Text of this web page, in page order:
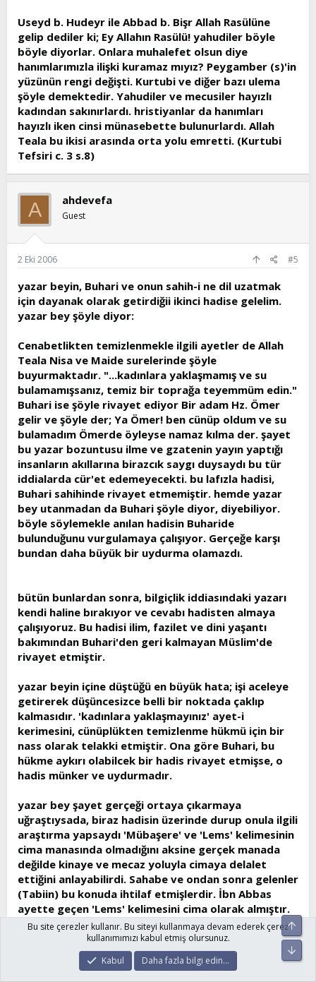
Useyd b. Hudeyr ile Abbad b. Bişr Allah Rasülüne
gelip dediler ki; Ey Allahın Rasülü! yahudiler böyle
böyle diyorlar. Onlara muhalefet olsun diye
hanımlarımızla ilişki kuramaz mıyız? Peygamber (s)'in
yüzünün rengi değişti. Kurtubi ve diğer bazı ulema
şöyle demektedir. Yahudiler ve mecusiler hayızlı
kadından sakınırlardı. hristiyanlar da hanımları
hayızlı iken cinsi münasebette bulunurlardı. Allah
Teala bu ikisi arasında orta yolu emretti. (Kurtubi
Tefsiri c. 3 s.8)
A ahdevefa
Guest
2 Eki 2006 #5
yazar beyin, Buhari ve onun sahih-i ne dil uzatmak
için dayanak olarak getirdiğii ikinci hadise gelelim.
yazar bey şöyle diyor:
Cenabetlikten temizlenmekle ilgili ayetler de Allah
Teala Nisa ve Maide surelerinde şöyle
buyurmaktadır. "...kadınlara yaklaşmamış ve su
bulamamışsanız, temiz bir toprağa teyemmüm edin."
Buhari ise şöyle rivayet ediyor Bir adam Hz. Ömer
gelir ve şöyle der; Ya Ömer! ben cünüp oldum ve su
bulamadım Ömerde öyleyse namaz kılma der. şayet
bu yazar bozuntusu ilme ve gzatenin yayın yaptığı
insanların akıllarına birazcık saygı duysaydı bu tür
iddialarda cür'et edemeyecekti. bu lafızla hadisi,
Buhari sahihinde rivayet etmemiştir. hemde yazar
bey utanmadan da Buhari şöyle diyor, diyebiliyor.
böyle söylemekle anılan hadisin Buharide
bulunduğunu vurgulamaya çalışıyor. Gerçeğe karşı
bundan daha büyük bir uydurma olamazdı.
bütün bunlardan sonra, bilgiçlik iddiasındaki yazarı
kendi haline bırakıyor ve cevabı hadisten almaya
çalışıyoruz. Bu hadisi ilim, fazilet ve dini yaşantı
bakımından Buhari'den geri kalmayan Müslim'de
rivayet etmiştir.
yazar beyin içine düştüğü en büyük hata; işi aceleye
getirerek düşüncesizce belli bir noktada çaklıp
kalmasıdır. 'kadınlara yaklaşmayınız' ayet-i
kerimesini, cünüplükten temizlenme hükmü için bir
nass olarak telakki etmiştir. Ona göre Buhari, bu
hükme aykırı olabilcek bir hadis rivayet etmişse, o
hadis münker ve uydurmadır.
yazar bey şayet gerçeği ortaya çıkarmaya
uğraştıysada, biraz hadisin üzerinde durup onula ilgili
araştırma yapsaydı 'Mübaşere' ve 'Lems' kelimesinin
cima manasında olmadığını aksine gerçek manada
değilde kinaye ve mecaz yoluyla cimaya delalet
ettiğini anlayabilirdi. Sahabe ve ondan sonra gelenler
(Tabiin) bu konuda ihtilaf etmişlerdir. İbn Abbas
ayette geçen 'Lems' kelimesini cima olarak almıştır.
Ebu Hanifede aynı şekilde kullanmıştır.Hz. Ömer oğlu
Abdullah ve İbn Mesud kadına dokunmanın abdetsi
bozacağını söylemişler, İbn Kesir şöyle der; Bu Şafii
ve arkadaşlarının, Malik'in ve Ahmed b.Hanbel'in
Bu site çerezler kullanır. Bu siteyi kullanmaya devam ederek çerez
kullanımımızı kabul etmiş olursunuz.
Kabul
Daha fazla bilgi edin…
Üst
Alt